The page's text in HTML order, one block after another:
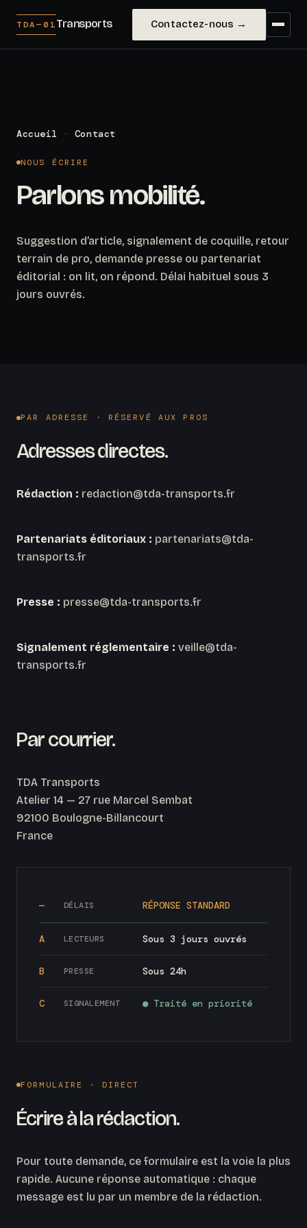
TDA—01Transports Contactez-nous →
Accueil · Contact
NOUS ÉCRIRE
Parlonsmobilité.
Suggestion d’article, signalement de coquille, retour
terrain de pro, demande presse ou partenariat
éditorial : on lit, on répond. Délai habituel sous 3
jours ouvrés.
PAR ADRESSE · RÉSERVÉ AUX PROS
Adresses directes.
Rédaction : redaction@tda-transports.fr
Partenariats éditoriaux : partenariats@tda-
transports.fr
Presse : presse@tda-transports.fr
Signalement réglementaire : veille@tda-
transports.fr
Par courrier.
TDA Transports
Atelier 14 — 27 rue Marcel Sembat
92100 Boulogne-Billancourt
France
— DÉLAIS RÉPONSE STANDARD
A LECTEURS Sous 3 jours ouvrés
B PRESSE Sous 24h
C SIGNALEMENT ● Traité en priorité
FORMULAIRE · DIRECT
Écrire à la rédaction.
Pour toute demande, ce formulaire est la voie la plus
rapide. Aucune réponse automatique : chaque
message est lu par un membre de la rédaction.